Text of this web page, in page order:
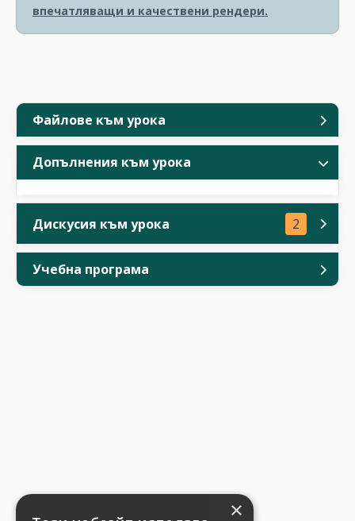
Файлове към урока
Допълнения към урока
Дискусия към урока 2
Учебна програма
впечатляващи и качествени рендери.
×